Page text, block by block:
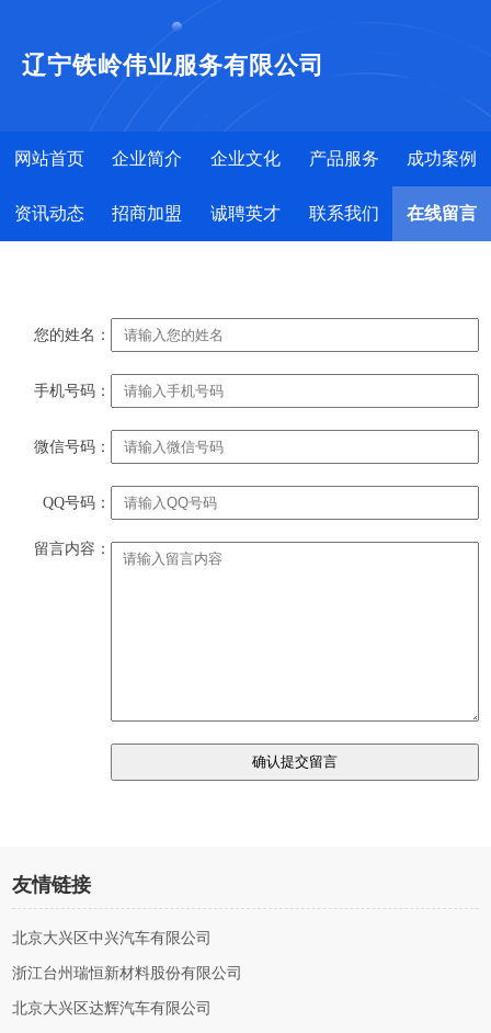
辽宁铁岭伟业服务有限公司
网站首页 企业简介 企业文化 产品服务 成功案例
资讯动态 招商加盟 诚聘英才 联系我们 在线留言
您的姓名：
手机号码：
微信号码：
QQ号码：
留言内容：
友情链接
北京大兴区中兴汽车有限公司
浙江台州瑞恒新材料股份有限公司
北京大兴区达辉汽车有限公司